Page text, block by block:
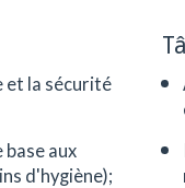
et la sécurité
base aux
d'hygiène);